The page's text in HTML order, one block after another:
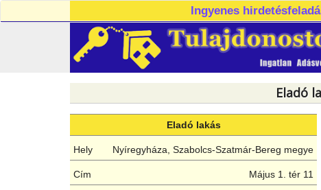
Ingyenes
Eladó
Eladó lakás
Hely Nyíregyháza, Szabolcs-Szatmár-Bereg megye
Cím Május 1. tér 11